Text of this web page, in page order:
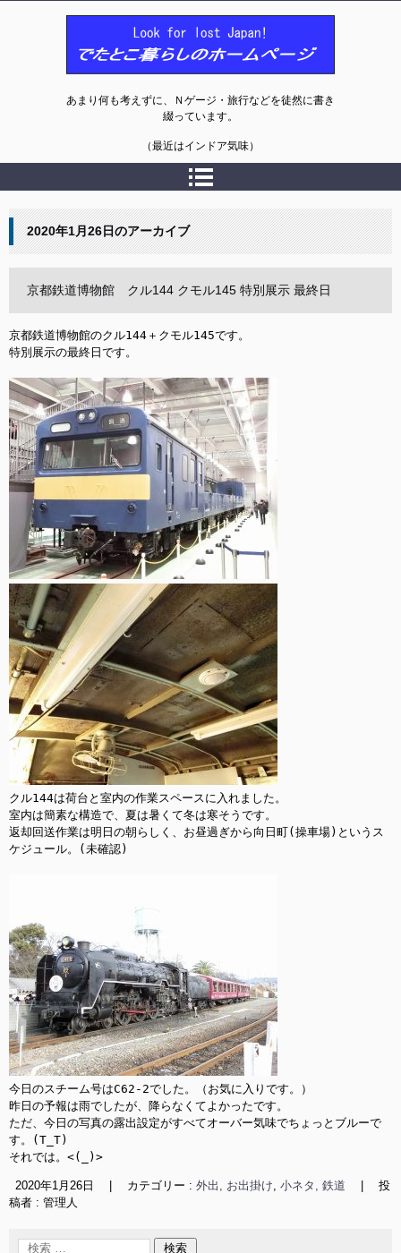
あまり何も考えずに、Ｎゲージ・旅行などを徒然に書き
綴っています。
（最近はインドア気味）
2020年1月26日のアーカイブ
京都鉄道博物館 クル144 クモル145 特別展示 最終日
京都鉄道博物館のクル144＋クモル145です。
特別展示の最終日です。
クル144は荷台と室内の作業スペースに入れました。
室内は簡素な構造で、夏は暑くて冬は寒そうです。
返却回送作業は明日の朝らしく、お昼過ぎから向日町(操車場)というス
ケジュール。(未確認)
今日のスチーム号はC62-2でした。（お気に入りです。）
昨日の予報は雨でしたが、降らなくてよかったです。
ただ、今日の写真の露出設定がすべてオーバー気味でちょっとブルーで
す。(T_T)
それでは。<(_)>
2020年1月26日 カテゴリー : 外出, お出掛け, 小ネタ, 鉄道
投
稿者 : 管理人